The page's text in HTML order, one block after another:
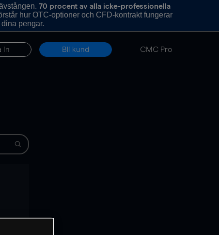
70 procent av alla icke-professionella
hur OTC-optioner och CFD-kontrakt fungerar
pengar.
in Bli kund CMC Pro